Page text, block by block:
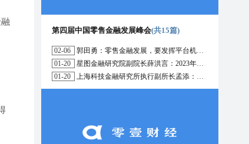
第四届中国零售金融发展峰会(共15篇)
02-06
郭田勇：零售金融发展，要发挥平台机构的作用
01-20
星图金融研究院副院长薛洪言：2023年消费信贷或迎来新起点
01-20
上海科技金融研究所执行副所长孟添：开放银行与嵌入式金融为数字普惠金融带来更大发展空间